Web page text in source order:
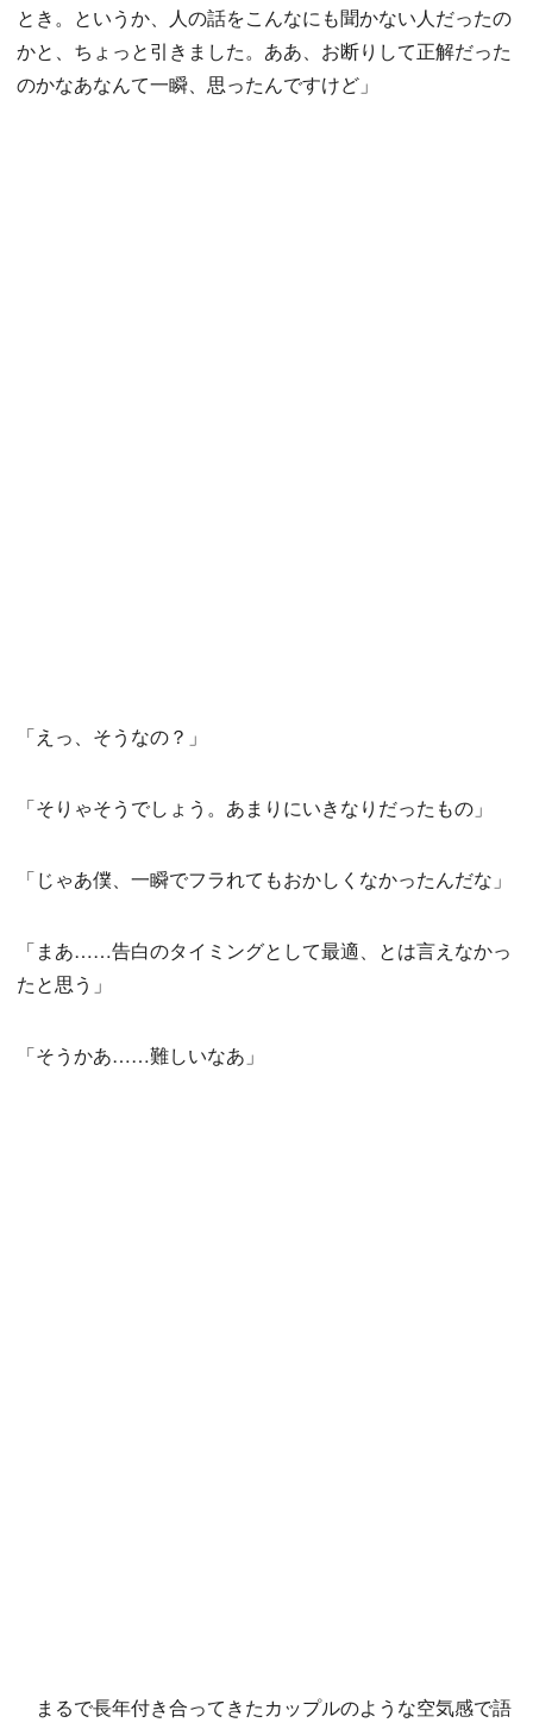
とき。というか、人の話をこんなにも聞かない人だったの
かと、ちょっと引きました。ああ、お断りして正解だった
のかなあなんて一瞬、思ったんですけど」
「えっ、そうなの？」
「そりゃそうでしょう。あまりにいきなりだったもの」
「じゃあ僕、一瞬でフラれてもおかしくなかったんだな」
「まあ……告白のタイミングとして最適、とは言えなかっ
たと思う」
「そうかあ……難しいなあ」
まるで長年付き合ってきたカップルのような空気感で語